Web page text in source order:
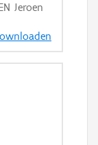
Jeroen